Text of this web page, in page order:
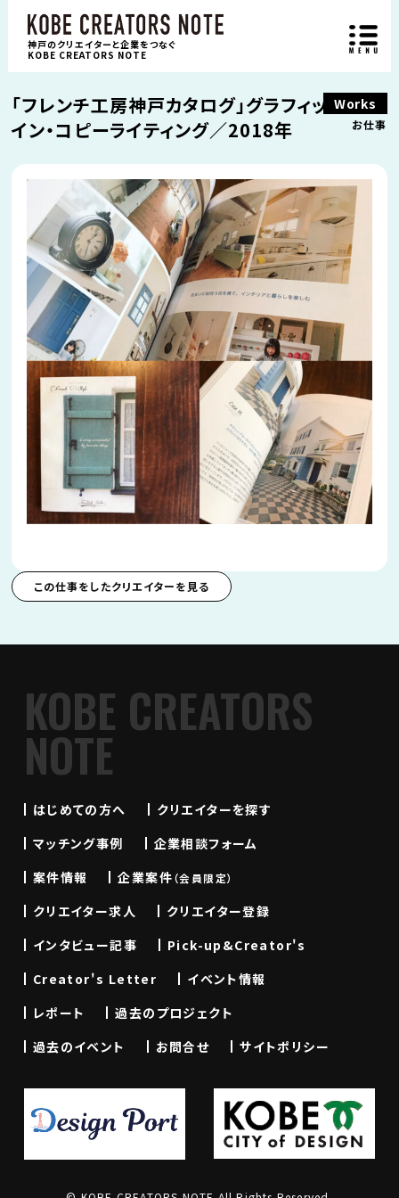
神戸のクリエイターと企業をつなぐ
KOBE CREATORS NOTE
Works
お仕事
「フレンチ工房神戸カタログ」グラフィックデザ
イン・コピーライティング／2018年
この仕事をしたクリエイターを見る
KOBE CREATORS
NOTE
はじめての方へ
クリエイターを探す
マッチング事例
企業相談フォーム
案件情報
企業案件（会員限定）
クリエイター求人
クリエイター登録
インタビュー記事
Pick-up&Creator's
Creator's Letter
イベント情報
レポート
過去のプロジェクト
過去のイベント
お問合せ サイトポリシー